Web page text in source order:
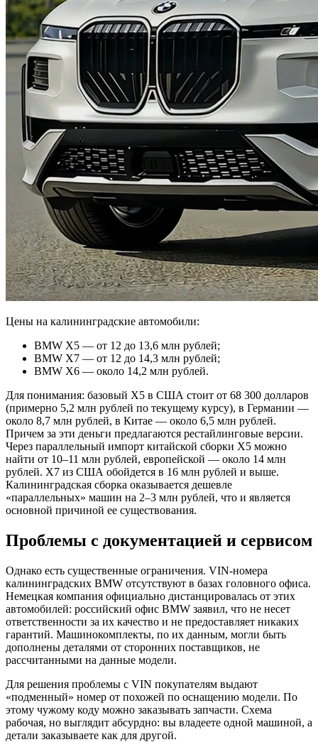
Цены на калининградские автомобили:
BMW X5 — от 12 до 13,6 млн рублей;
BMW X7 — от 12 до 14,3 млн рублей;
BMW X6 — около 14,2 млн рублей.
Для понимания: базовый X5 в США стоит от 68 300 долларов
(примерно 5,2 млн рублей по текущему курсу), в Германии —
около 8,7 млн рублей, в Китае — около 6,5 млн рублей.
Причем за эти деньги предлагаются рестайлинговые версии.
Через параллельный импорт китайской сборки X5 можно
найти от 10–11 млн рублей, европейской — около 14 млн
рублей. X7 из США обойдется в 16 млн рублей и выше.
Калининградская сборка оказывается дешевле
«параллельных» машин на 2–3 млн рублей, что и является
основной причиной ее существования.
Проблемы с документацией и сервисом
Однако есть существенные ограничения. VIN-номера
калининградских BMW отсутствуют в базах головного офиса.
Немецкая компания официально дистанцировалась от этих
автомобилей: российский офис BMW заявил, что не несет
ответственности за их качество и не предоставляет никаких
гарантий. Машинокомплекты, по их данным, могли быть
дополнены деталями от сторонних поставщиков, не
рассчитанными на данные модели.
Для решения проблемы с VIN покупателям выдают
«подменный» номер от похожей по оснащению модели. По
этому чужому коду можно заказывать запчасти. Схема
рабочая, но выглядит абсурдно: вы владеете одной машиной, а
детали заказываете как для другой.